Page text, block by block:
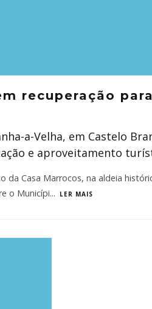
recuperação
a-Velha, em Castelo
e aproveitamento
da Casa Marrocos, na aldeia
o Municípi... LER MAIS